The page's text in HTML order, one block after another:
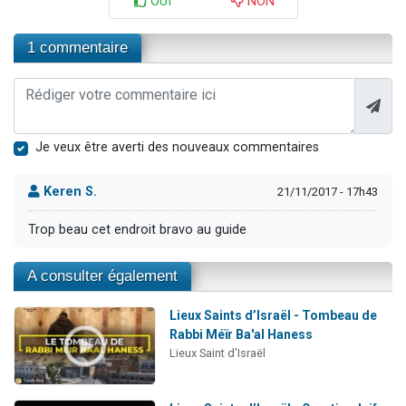
1 commentaire
Je veux être averti des nouveaux commentaires
Keren S. 21/11/2017 - 17h43
Trop beau cet endroit bravo au guide
A consulter également
Lieux Saints d’Israël - Tombeau de
Rabbi Méïr Ba'al Haness
Lieux Saint d'Israël